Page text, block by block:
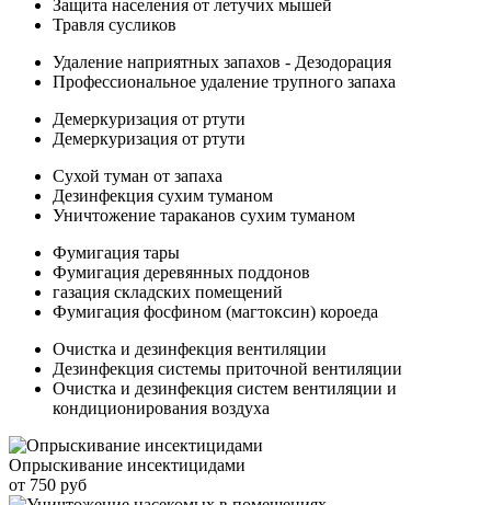
Защита населения от летучих мышей
Травля сусликов
Удаление наприятных запахов - Дезодорация
Профессиональное удаление трупного запаха
Демеркуризация от ртути
Демеркуризация от ртути
Сухой туман от запаха
Дезинфекция сухим туманом
Уничтожение тараканов сухим туманом
Фумигация тары
Фумигация деревянных поддонов
газация складских помещений
Фумигация фосфином (магтоксин) короеда
Очистка и дезинфекция вентиляции
Дезинфекция системы приточной вентиляции
Очистка и дезинфекция систем вентиляции и
кондиционирования воздуха
Опрыскивание инсектицидами
от 750 руб